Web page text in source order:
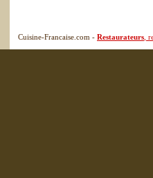
Cuisine-Francaise.com - Restaurateurs ,